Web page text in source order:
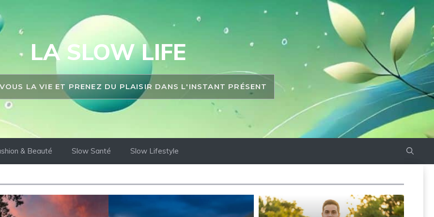
LA SLOW LIFE
LA VIE ET PRENEZ DU PLAISIR DANS L'INSTANT PRÉSENT
& Beauté Slow Santé Slow Lifestyle